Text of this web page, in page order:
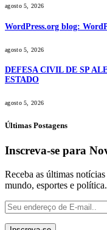
agosto 5, 2026
WordPress.org blog:
agosto 5, 2026
DEFESA CIVIL DE SP
ESTADO
agosto 5, 2026
Últimas Postagens
Inscreva-se para
Receba as últimas
mundo, esportes e política.